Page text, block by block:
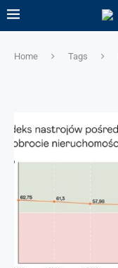
Home Tags